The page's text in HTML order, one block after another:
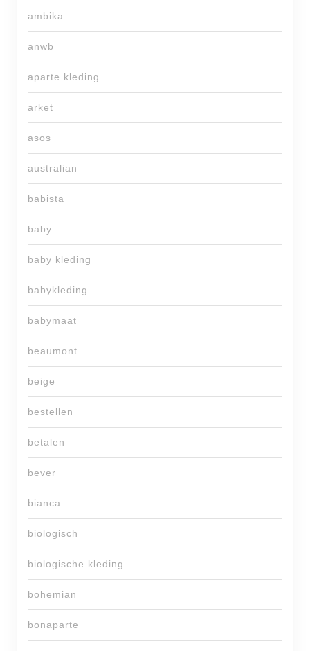
ambika
anwb
aparte kleding
arket
asos
australian
babista
baby
baby kleding
babykleding
babymaat
beaumont
beige
bestellen
betalen
bever
bianca
biologisch
biologische kleding
bohemian
bonaparte